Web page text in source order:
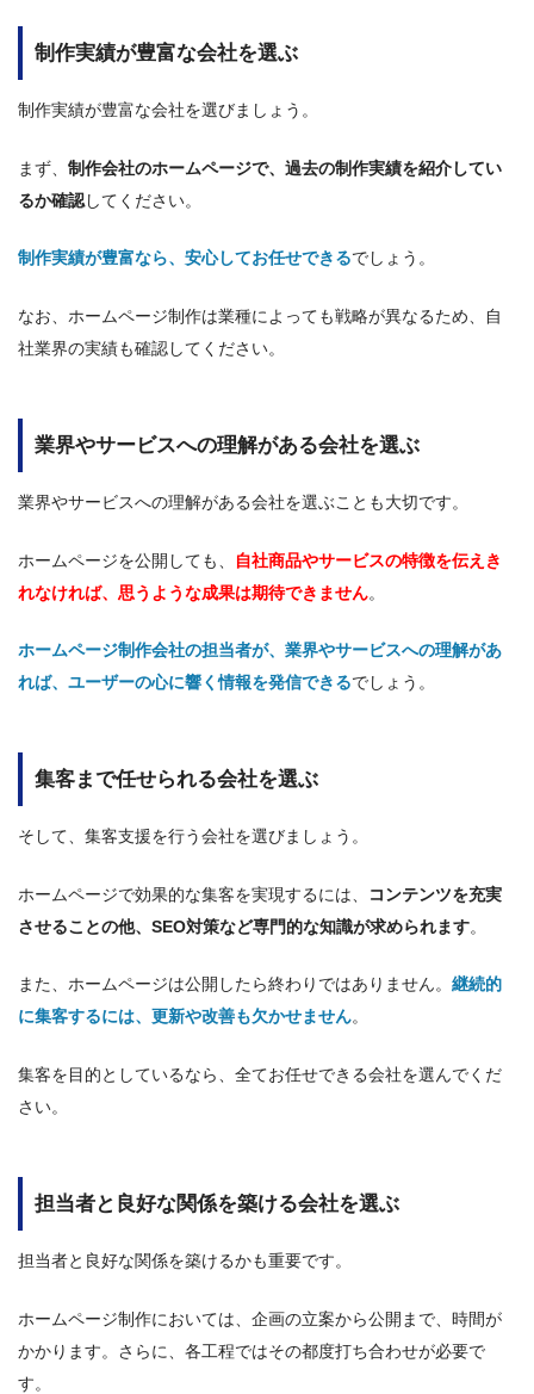
制作実績が豊富な会社を選ぶ
制作実績が豊富な会社を選びましょう。
まず、 制作会社のホームページで、過去の制作実績を紹介してい
るか確認してください。
制作実績が豊富なら、安心してお任せできるでしょう。
なお、ホームページ制作は業種によっても戦略が異なるため、自
社業界の実績も確認してください。
業界やサービスへの理解がある会社を選ぶ
業界やサービスへの理解がある会社を選ぶことも大切です。
ホームページを公開しても、
自社商品やサービスの特徴を伝えき
れなければ、思うような成果は期待できません。
ホームページ制作会社の担当者が、業界やサービスへの理解があ
れば、ユーザーの心に響く情報を発信できるでしょう。
集客まで任せられる会社を選ぶ
そして、集客支援を行う会社を選びましょう。
ホームページで効果的な集客を実現するには、
コンテンツを充実
させることの他、SEO対策など専門的な知識が求められます。
また、ホームページは公開したら終わりではありません。 継続的
に集客するには、更新や改善も欠かせません。
集客を目的としているなら、全てお任せできる会社を選んでくだ
さい。
担当者と良好な関係を築ける会社を選ぶ
担当者と良好な関係を築けるかも重要です。
ホームページ制作においては、企画の立案から公開まで、時間が
かかります。さらに、各工程ではその都度打ち合わせが必要で
す。